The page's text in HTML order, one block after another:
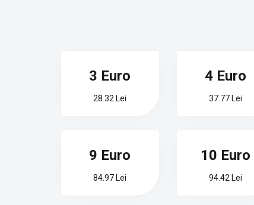
3 Euro
28.32 Lei
4 Euro
37.77 Lei
9 Euro
84.97 Lei
10 Euro
94.42 Lei